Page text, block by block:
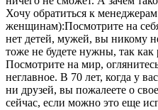
Хочу обратиться к
женщинам):Посмотрите на
нет детей, мужей, вы никому
тоже не будете нужны, так как
Посмотрите на мир,
неглавное. В 70 лет, когда у
ни друзей, вы пожалеете о
сейчас, если можно это еще